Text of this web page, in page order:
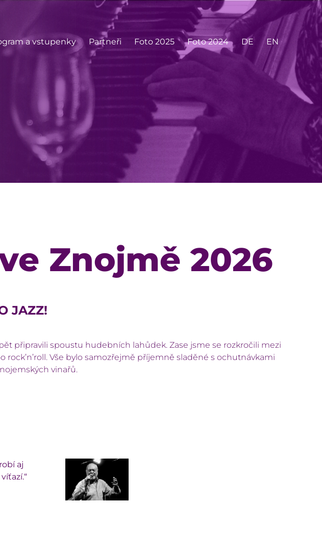
a vstupenky Partneři Foto 2025 Foto 2024 DE EN
Znojmě 2026
JAZZ!
připravili spoustu hudebních lahůdek. Zase jsme se rozkročili mezi
Vše bylo samozřejmě příjemně sladěné s ochutnávkami
vinařů.
aj